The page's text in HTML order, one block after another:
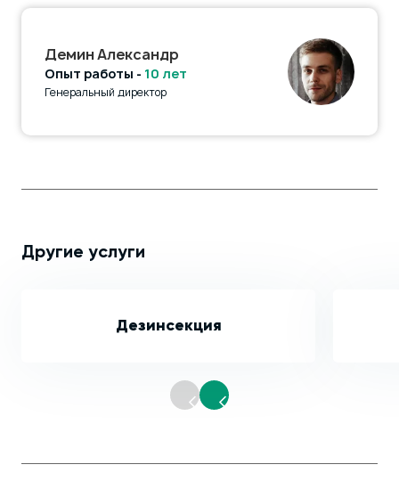
Демин Александр
Опыт работы - 10 лет
Генеральный директор
Другие услуги
Дезинсекция